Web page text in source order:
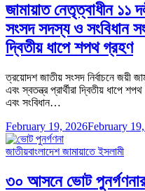
জামায়াত নেতৃত্বাধীন ১১
সংসদ সদস্য ও সংবিধান
দ্বিতীয় ধাপে শপথ গ্রহণ
ত্রয়োদশ জাতীয় সংসদ নির্বাচনে জয়ী
এবং স্বতন্ত্র প্রার্থীরা দ্বিতীয় ধাপে
এবং সংবিধান…
February 19, 2026February
জাতীয়বাংলাদেশ জামায়াতে ইসলামী
৩০ আসনে ভোট পুনর্গণনার